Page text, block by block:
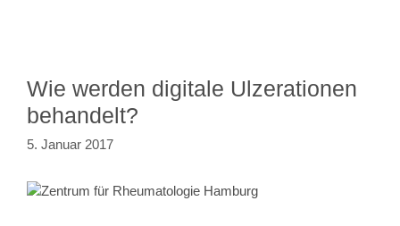
Wie werden digitale Ulzerationen
behandelt?
5. Januar 2017